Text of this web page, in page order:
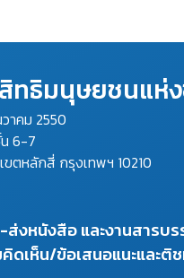
ทธิมนุษยชนแห่
าคม 2550
6-7
ตหลักสี่ กรุงเทพฯ 10210
ส่งหนังสือ และงานสารบ
เห็น/ข้อเสนอแนะและติ